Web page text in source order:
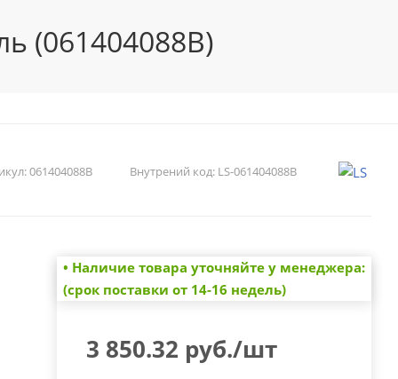
(061404088B)
061404088B Внутрений код: LS-061404088B
• Наличие товара уточняйте у менеджера:
(срок поставки от 14-16 недель)
3 850.32 руб./шт